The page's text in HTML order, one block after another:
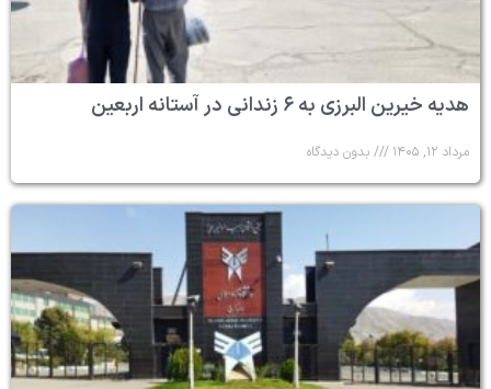
هدیه خیرین البرزی به ۶ زندانی در آستانه اربعین
مرداد ۱۲, ۱۴۰۵ بدون دیدگاه